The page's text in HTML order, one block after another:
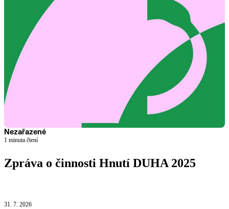
Nezařazené
1 minuta čtení
Zpráva o činnosti Hnutí DUHA 2025
31. 7. 2026